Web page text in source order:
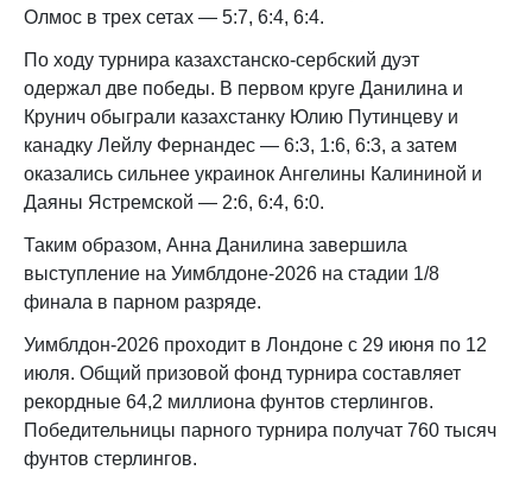
Олмос в трех сетах — 5:7, 6:4, 6:4.
По ходу турнира казахстанско-сербский дуэт
одержал две победы. В первом круге Данилина и
Крунич обыграли казахстанку Юлию Путинцеву и
канадку Лейлу Фернандес — 6:3, 1:6, 6:3, а затем
оказались сильнее украинок Ангелины Калининой и
Даяны Ястремской — 2:6, 6:4, 6:0.
Таким образом, Анна Данилина завершила
выступление на Уимблдоне-2026 на стадии 1/8
финала в парном разряде.
Уимблдон-2026 проходит в Лондоне с 29 июня по 12
июля. Общий призовой фонд турнира составляет
рекордные 64,2 миллиона фунтов стерлингов.
Победительницы парного турнира получат 760 тысяч
фунтов стерлингов.